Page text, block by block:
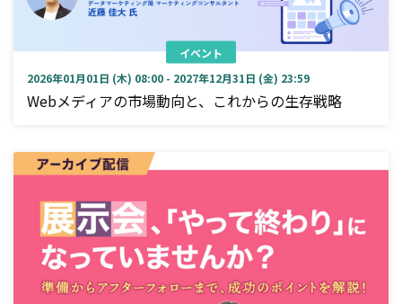
イベント
2026年01月01日 (木) 08:00 - 2027年12月31日 (金) 23:59
Webメディアの市場動向と、これからの生存戦略